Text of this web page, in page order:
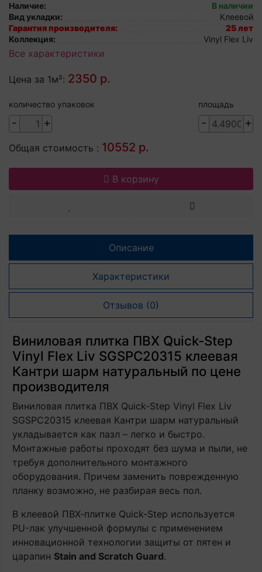
Наличие:
В наличии
Вид укладки:
Клеевой
Гарантия производителя:
25 лет
Коллекция:
Vinyl Flex Liv
Все характеристики
Цена за 1м²: 2350 р.
количество упаковок
- +
площадь
- +
Общая стоимость : 10552 р.
В корзину
Описание
Характеристики
Отзывов (0)
Виниловая плитка ПВХ Quick-Step
Vinyl Flex Liv SGSPC20315 клеевая
Кантри шарм натуральный по цене
производителя
Виниловая плитка ПВХ Quick-Step Vinyl Flex Liv
SGSPC20315 клеевая Кантри шарм натуральный
укладывается как пазл – легко и быстро.
Монтажные работы проходят без шума и пыли, не
требуя дополнительного монтажного
оборудования. Причем заменить поврежденную
планку возможно, не разбирая весь пол.
В клеевой ПВХ-плитке Quick-Step используется
PU-лак улучшенной формулы с применением
инновационной технологии защиты от пятен и
царапин Stain and Scratch Guard.